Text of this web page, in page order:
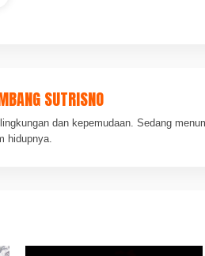
SUTRISNO
lingkungan dan kepemudaan. Sedang
hidupnya.